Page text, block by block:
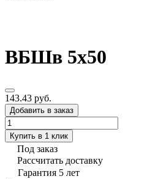
ВБШв 5х50
143.43 руб.
Добавить в заказ
Купить в 1 клик
Под заказ
Рассчитать доставку
Гарантия 5 лет